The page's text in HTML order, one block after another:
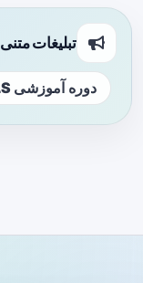
تبلیغات متنی
دوره آموزشی ATLS